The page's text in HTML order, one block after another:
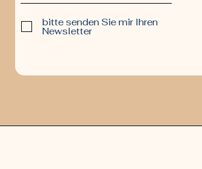
bitte senden Sie mir Ihren
Newsletter